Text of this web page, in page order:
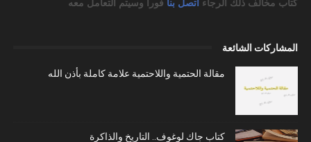
كتاب مخالف ذلك الرجاء اتصل بنا فوراً وسيتم التعامل معه
المشاركات الشائعة
مقالة الحتمية واللاحتمية علامة كاملة بأذن الله
كتاب جاك لوغوف.. التاريخ والذاكرة